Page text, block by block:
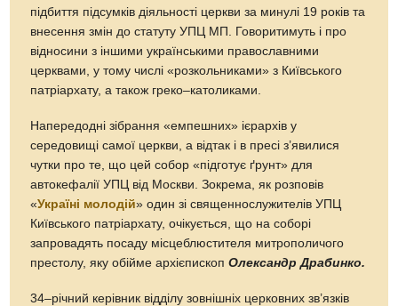
підбиття підсумків діяльності церкви за минулі 19 років та
внесення змін до статуту УПЦ МП. Говоритимуть і про
відносини з іншими українськими православними
церквами, у тому числі «розкольниками» з Київського
патріархату, а також греко–католиками.
Напередодні зібрання «емпешних» ієрархів у
середовищі самої церкви, а відтак і в пресі з’явилися
чутки про те, що цей собор «підготує ґрунт» для
автокефалії УПЦ від Москви. Зокрема, як розповів
«Україні молодій» один зі священнослужителів УПЦ
Київського патріархату, очікується, що на соборі
запровадять посаду місцеблюстителя митрополичого
престолу, яку обійме архієпископ Олександр Драбинко.
34–річний керівник відділу зовнішніх церковних зв’язків